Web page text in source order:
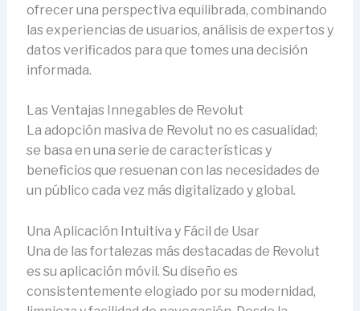
ofrecer una perspectiva equilibrada, combinando
las experiencias de usuarios, análisis de expertos y
datos verificados para que tomes una decisión
informada.
Las Ventajas Innegables de Revolut
La adopción masiva de Revolut no es casualidad;
se basa en una serie de características y
beneficios que resuenan con las necesidades de
un público cada vez más digitalizado y global.
Una Aplicación Intuitiva y Fácil de Usar
Una de las fortalezas más destacadas de Revolut
es su aplicación móvil. Su diseño es
consistentemente elogiado por su modernidad,